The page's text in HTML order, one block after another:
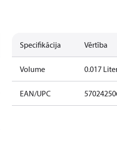
Specifikācija Vērtība
Volume 0.017
EAN/UPC